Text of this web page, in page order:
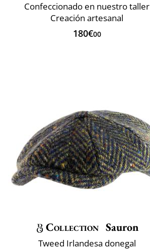
Confeccionado en nuestro taller
Creación artesanal
180€00
Collection Sauron
Tweed Irlandesa donegal